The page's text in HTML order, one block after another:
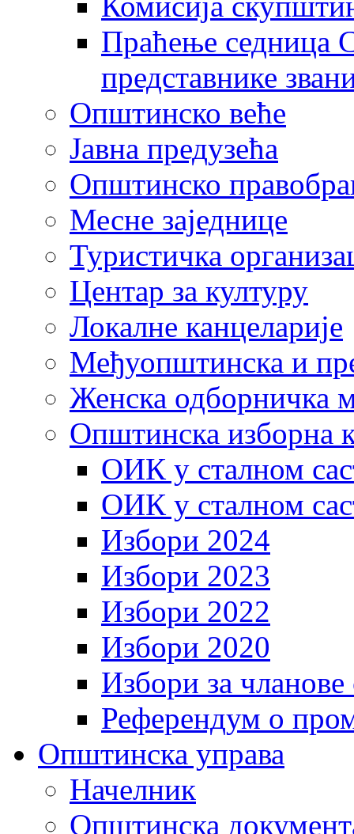
Праћење седница
представнике
Општинско веће
Јавна предузећа
Општинско
Месне заједнице
Туристичка
Центaр за културу
Локалне канцеларије
Међуопштинска и
Женска одборничка
Општинска изборна
ОИК у сталном
ОИК у сталном
Избори 2024
Избори 2023
Избори 2022
Избори 2020
Избори за
Референдум о
Општинска управа
Начелник
Општинска